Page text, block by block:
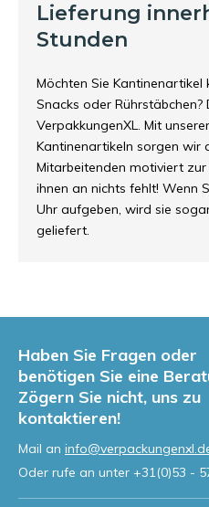
Lieferung
Stunden
Möchten Sie Kantinenartikel
Snacks oder Rührstäbchen?
VerpakkungenXL. Mit
Kantinenartikeln sorgen wir
Mitarbeitenden motiviert
ihnen an nichts fehlt! Wenn
Uhr aufgeben, wird sie
geliefert.
Haben Sie Fragen oder
benötigen Sie eine
Zögern Sie nicht, uns zu
kontaktieren!
Mail an
Oder rufe an unter +31(0)53 -